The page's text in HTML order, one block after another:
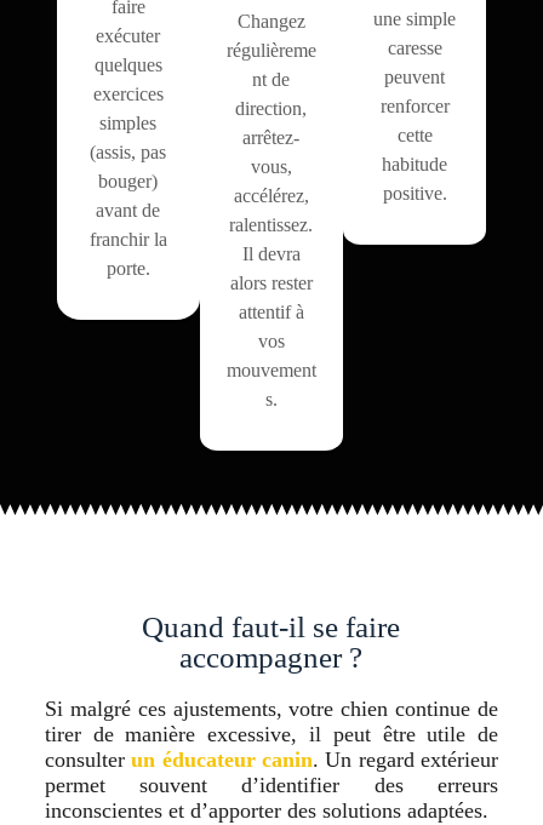
faire
exécuter
quelques
exercices
simples
(assis, pas
bouger)
avant de
franchir la
porte.
Changez
régulièreme
nt de
direction,
arrêtez-
vous,
accélérez,
ralentissez.
Il devra
alors rester
attentif à
vos
mouvement
s.
une simple
caresse
peuvent
renforcer
cette
habitude
positive.
Quand faut-il se faire
accompagner ?
Si malgré ces ajustements, votre chien continue de
tirer de manière excessive, il peut être utile de
consulterun éducateur canin. Un regard extérieur
permet souvent d’identifier des erreurs
inconscientes et d’apporter des solutions adaptées.